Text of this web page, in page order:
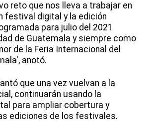
reto que nos lleva a trabajar en
festival digital y la edición
para julio del 2021
de Guatemala y siempre como
de la Feria Internacional del
anotó.
que una vez vuelvan a la
continuarán usando la
para ampliar cobertura y
ediciones de los festivales.